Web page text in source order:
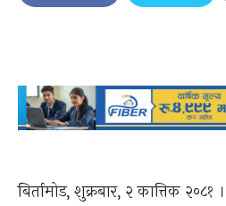
बिर्तामोड, शुक्रबार, २ कात्तिक २०८१